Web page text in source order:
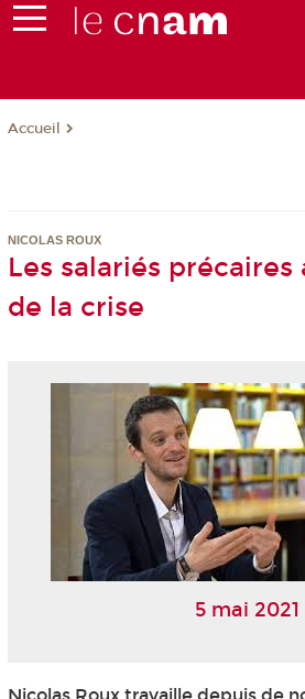
Accueil
NICOLAS ROUX
Les salariés
de la crise
5 mai 2021